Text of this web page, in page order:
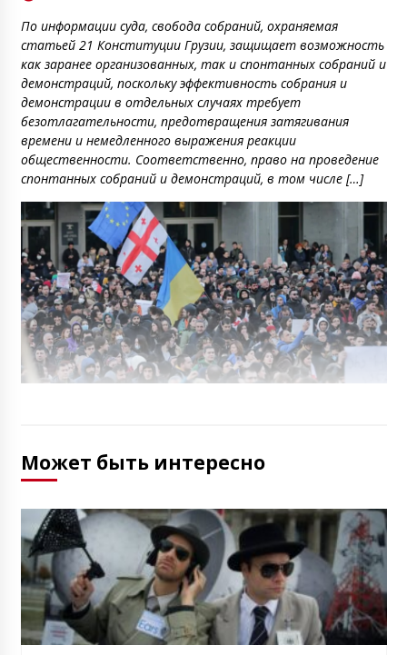
По информации суда, свобода собраний, охраняемая
статьей 21 Конституции Грузии, защищает возможность
как заранее организованных, так и спонтанных собраний и
демонстраций, поскольку эффективность собрания и
демонстрации в отдельных случаях требует
безотлагательности, предотвращения затягивания
времени и немедленного выражения реакции
общественности. Соответственно, право на проведение
спонтанных собраний и демонстраций, в том числе […]
Может быть интересно